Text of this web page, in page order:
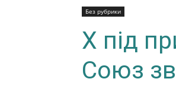
Без рубрики
X під
Союз